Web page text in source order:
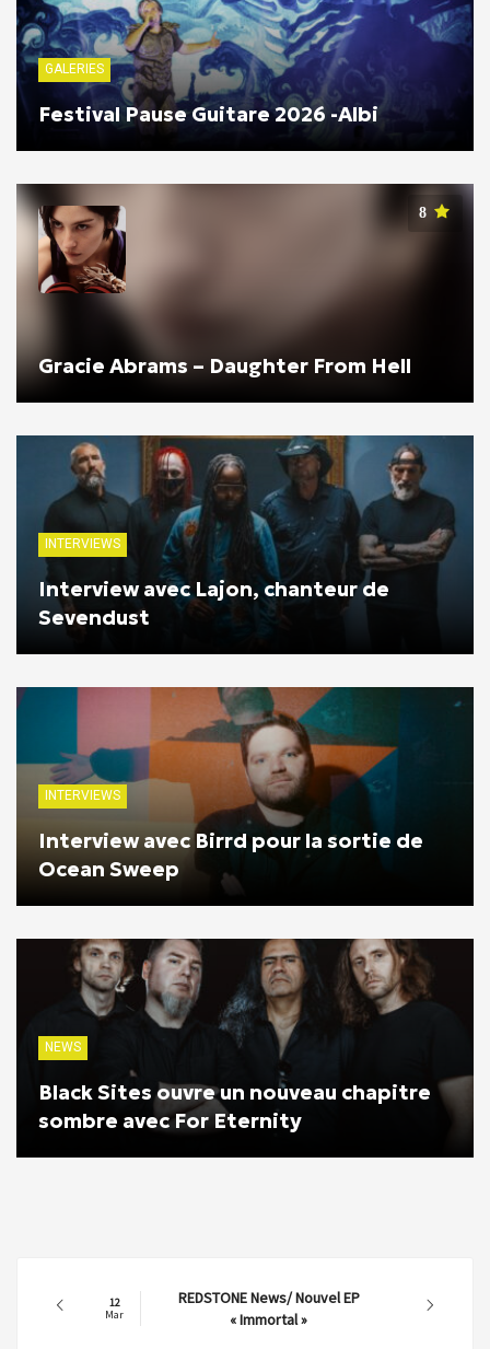
GALERIES
Festival Pause Guitare 2026 -Albi
8
Gracie Abrams – Daughter From Hell
INTERVIEWS
Interview avec Lajon, chanteur de
Sevendust
INTERVIEWS
Interview avec Birrd pour la sortie de
Ocean Sweep
NEWS
Black Sites ouvre un nouveau chapitre
sombre avec For Eternity
12
Mar
REDSTONE News/ Nouvel EP
« Immortal »